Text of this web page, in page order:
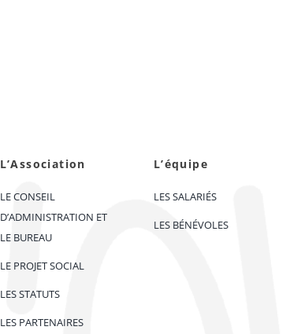
L’Association
LE CONSEIL
D’ADMINISTRATION ET
LE BUREAU
LE PROJET SOCIAL
LES STATUTS
LES PARTENAIRES
L’équipe
LES SALARIÉS
LES BÉNÉVOLES